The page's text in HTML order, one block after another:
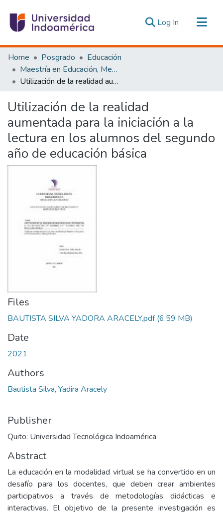
Log In (current)
Communities & Collections
All of DSpace
Statistics
Estadísticas Externas
Home Posgrado
Educación
Maestría en Educación, Mención Innovación y Liderazgo Educativo
Utilización de la realidad aumentada para la iniciación a la lectura en los alumnos del segundo año de educación básica
Utilización de la realidad
aumentada para la iniciación a la
lectura en los alumnos del segundo
año de educación básica
Files
BAUTISTA SILVA YADORA ARACELY.pdf(6.59 MB)
Date
2021
Authors
Bautista Silva, Yadira Aracely
Publisher
Quito: Universidad Tecnológica Indoamérica
Abstract
La educación en la modalidad virtual se ha convertido en un
desafío para los docentes, que deben crear ambientes
participativos a través de metodologías didácticas e
interactivas. El objetivo de la presente investigación es